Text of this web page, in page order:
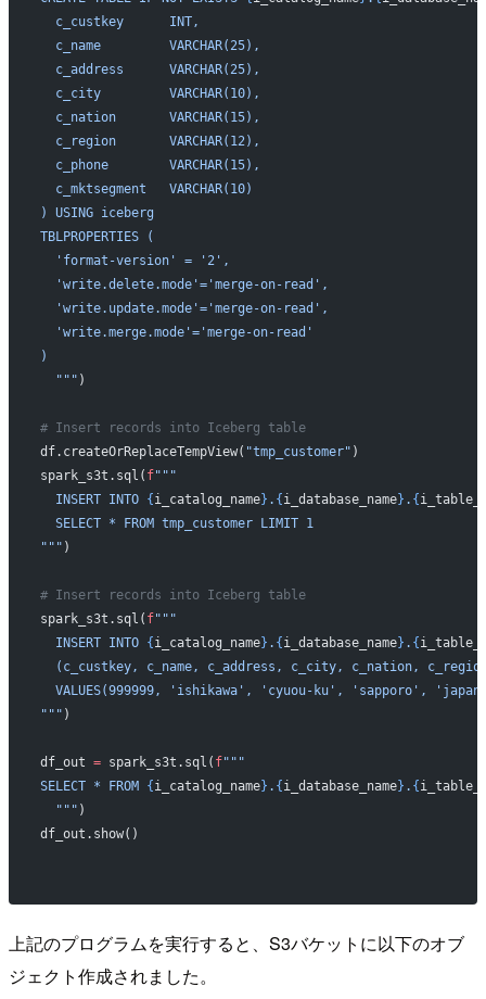
  c_custkey      INT,
  c_name         VARCHAR(25),
  c_address      VARCHAR(25),
  c_city         VARCHAR(10),
  c_nation       VARCHAR(15),
  c_region       VARCHAR(12),
  c_phone        VARCHAR(15),
  c_mktsegment   VARCHAR(10)
) USING iceberg
TBLPROPERTIES (
  'format-version' = '2',
  'write.delete.mode'='merge-on-read',
  'write.update.mode'='merge-on-read',
  'write.merge.mode'='merge-on-read'
)
  """
)
# Insert records into Iceberg table
df.createOrReplaceTempView( "tmp_customer" )
spark_s3t.sql( f"""
  INSERT INTO
{ i_catalog_name} . { i_database_name} . {
  SELECT * FROM tmp_customer LIMIT 1
""" )
# Insert records into Iceberg table
spark_s3t.sql( f"""
  INSERT INTO
{ i_catalog_name} . { i_database_name} . {
(c_custkey, c_name, c_address, c_city, c_nation,
VALUES(999999, 'ishikawa', 'cyuou-ku', 'sapporo',
""" )
df_out = spark_s3t.sql( f"""
SELECT * FROM { i_catalog_name} . { i_database_name} . {
  """
)
df_out.show()
上記のプログラムを実行すると、S3バケットに以下のオブ
ジェクト作成されました。